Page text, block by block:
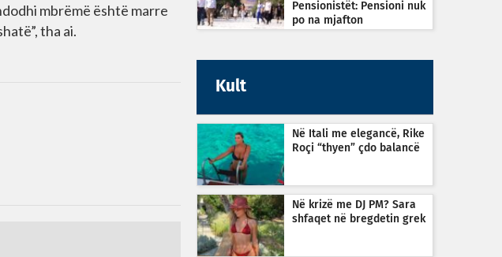
mbrëmë është marre
tha ai.
Pensionistët: Pensioni nuk
po na mjafton
Kult
Në Itali me elegancë, Rike
Roçi “thyen” çdo balancë
Në krizë me DJ PM? Sara
shfaqet në bregdetin grek